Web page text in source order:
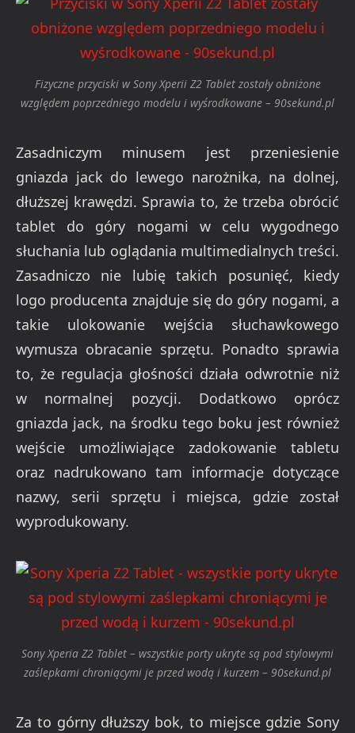
Fizyczne przyciski w Sony Xperii Z2 Tablet zostały obniżone
względem poprzedniego modelu i wyśrodkowane – 90sekund.pl
Zasadniczym minusem jest przeniesienie
gniazda jack do lewego narożnika, na dolnej,
dłuższej krawędzi. Sprawia to, że trzeba obrócić
tablet do góry nogami w celu wygodnego
słuchania lub oglądania multimedialnych treści.
Zasadniczo nie lubię takich posunięć, kiedy
logo producenta znajduje się do góry nogami, a
takie ulokowanie wejścia słuchawkowego
wymusza obracanie sprzętu. Ponadto sprawia
to, że regulacja głośności działa odwrotnie niż
w normalnej pozycji. Dodatkowo oprócz
gniazda jack, na środku tego boku jest również
wejście umożliwiające zadokowanie tabletu
oraz nadrukowano tam informacje dotyczące
nazwy, serii sprzętu i miejsca, gdzie został
wyprodukowany.
Sony Xperia Z2 Tablet – wszystkie porty ukryte są pod stylowymi
zaślepkami chroniącymi je przed wodą i kurzem – 90sekund.pl
Za to górny dłuższy bok, to miejsce gdzie Sony